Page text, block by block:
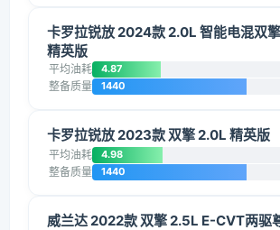
卡罗拉锐放 2024款 2.0L 智能电混双擎
精英版
平均油耗 4.87
整备质量 1440
卡罗拉锐放 2023款 双擎 2.0L 精英版
平均油耗 4.98
整备质量 1440
威兰达 2022款 双擎 2.5L E-CVT两驱